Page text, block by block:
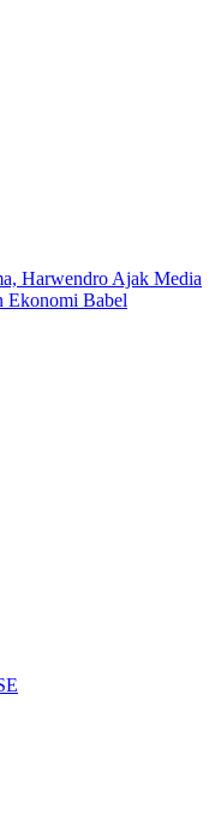
Harwendro Ajak Media
Ekonomi Babel